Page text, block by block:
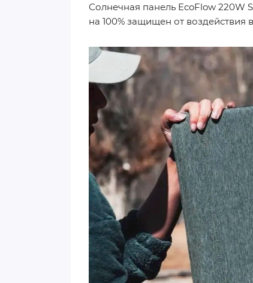
Солнечная панель EcoFlow 220W
на 100% защищен от воздействия